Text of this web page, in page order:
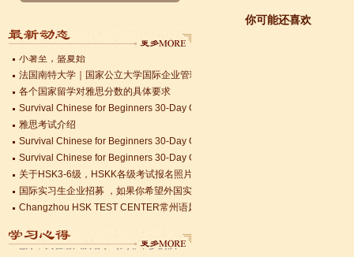
关于HSK3-6级，HSKK各级考试报名照片的通知
国际实习生企业招募 ，如果你希望外国实习生到你的公司工作，请联系我们
Changzhou HSK TEST CENTER常州语风HSK考点正式对外开考了，常州的
小暑至，盛夏始
法国南特大学｜国家公立大学国际企业管理硕士 + 跨文化职场通行证，2025 招
各个国家留学对雅思分数的具体要求
Survival Chinese for Beginners 30-Day Challenge day 3
雅思考试介绍
Survival Chinese for Beginners 30-Day Challenge day 2
Survival Chinese for Beginners 30-Day Challenge day 1
关于HSK3-6级，HSKK各级考试报名照片的通知
国际实习生企业招募 ，如果你希望外国实习生到你的公司工作，请联系我们
Changzhou HSK TEST CENTER常州语风HSK考点正式对外开考了，常州的
语风汉语无锡校 Zack
我叫Zack,我是法国人，无锡语风汉教中
心是一个学习中国文化和对外汉语的好
地方，我在语风汉语学习到非常多的汉
语知识和赵国文化...
你可能还喜欢